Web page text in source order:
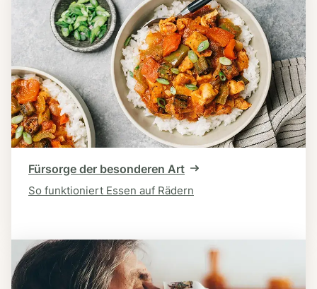
Fürsorge der besonderen Art
So funktioniert Essen auf Rädern